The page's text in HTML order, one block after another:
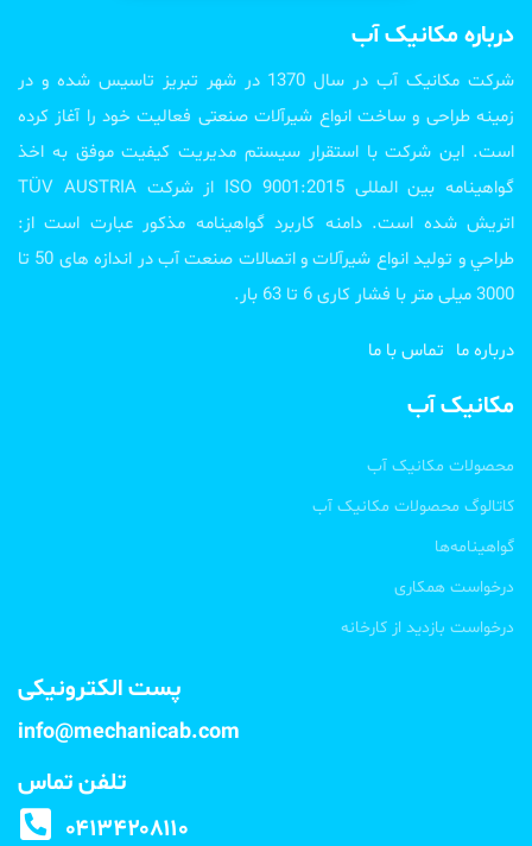
درباره مکانیک آب
شرکت مکانیک آب در سال 1370 در شهر تبریز تاسیس شده و در
زمینه طراحی و ساخت انواع شیرآلات صنعتی فعالیت خود را آغاز کرده
است. این شرکت با استقرار سیستم مدیریت کیفیت موفق به اخذ
گواهینامه بین المللی ISO 9001:2015 از شرکت TÜV AUSTRIA
اتریش شده است. دامنه کاربرد گواهینامه مذکور عبارت است از:
طراحي و تولید انواع شیرآلات و اتصالات صنعت آب در اندازه های 50 تا
3000 میلی متر با فشار کاری 6 تا 63 بار.
درباره ما تماس با ما
مکانیک آب
محصولات مکانیک آب
کاتالوگ محصولات مکانیک آب
گواهینامه‌ها
درخواست همکاری
درخواست بازدید از کارخانه
پست الکترونیکی
info@mechanicab.com
تلفن تماس
۰۴۱۳۴۲۰۸۱۱۰